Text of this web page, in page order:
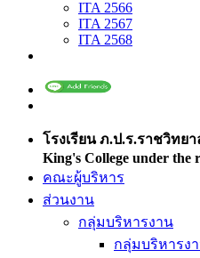
ITA 2566
ITA 2567
ITA 2568
โรงเรียน ภ.ป.ร.ราชวิทย
King's College under the
คณะผู้บริหาร
ส่วนงาน
กลุ่มบริหารงาน
กลุ่มบริหารง